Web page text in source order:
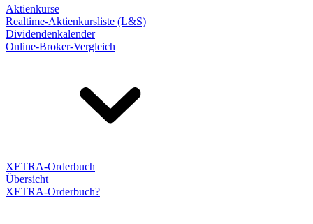
Aktienkurse
Realtime-Aktienkursliste (L&S)
Dividendenkalender
Online-Broker-Vergleich
XETRA-Orderbuch
Übersicht
XETRA-Orderbuch?